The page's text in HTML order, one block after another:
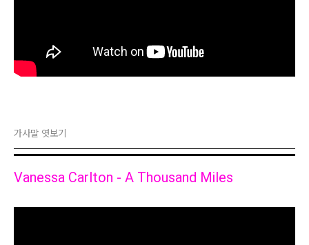
가사말 엿보기
Vanessa Carlton - A Thousand Miles